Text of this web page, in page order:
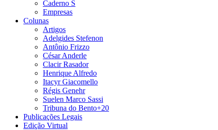
Caderno S
Empresas
Colunas
Artigos
Adelgides Stefenon
Antônio Frizzo
César Anderle
Clacir Rasador
Henrique Alfredo
Itacyr Giacomello
Régis Genehr
Suelen Marco Sassi
Tribuna do Bento+20
Publicações Legais
Edição Virtual